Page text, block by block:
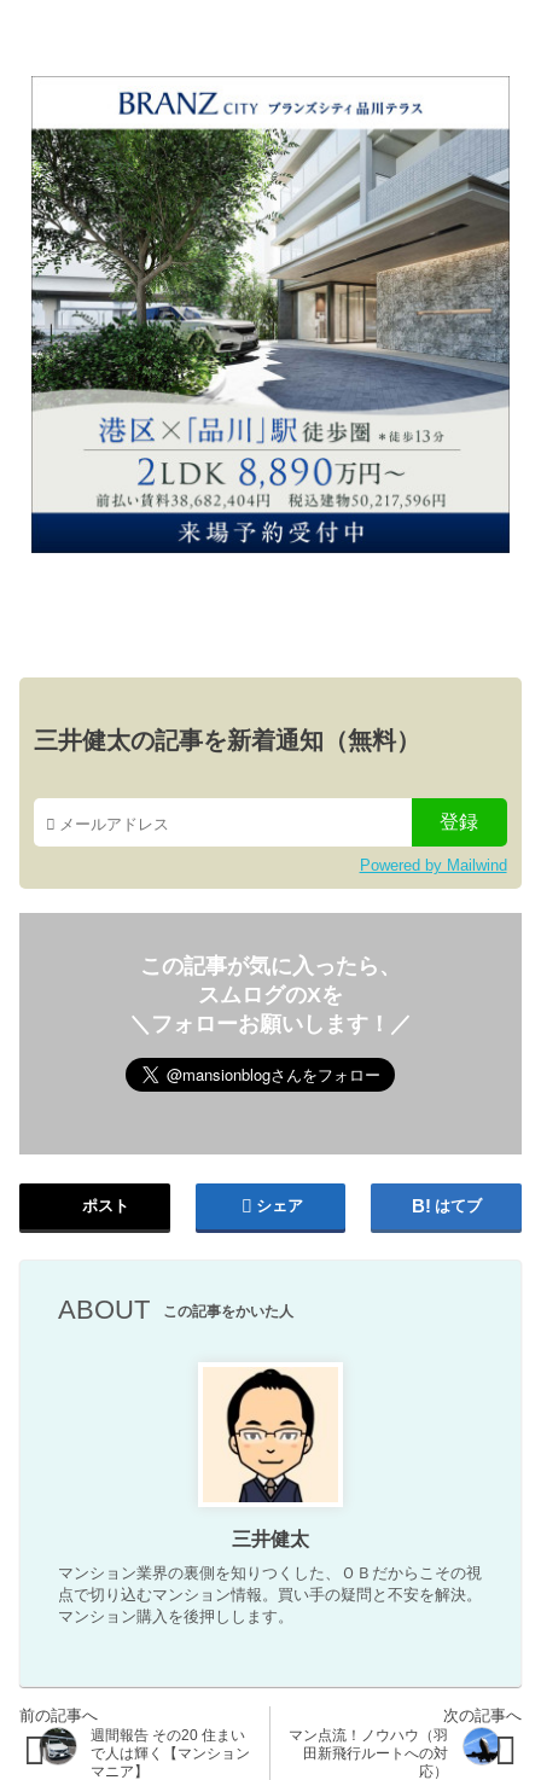
三井健太の記事を新着通知（無料）
Powered by Mailwind
この記事が気に入ったら、
スムログのXを
＼フォローお願いします！／
ポスト シェア はてブ
ABOUT この記事をかいた人
三井健太
マンション業界の裏側を知りつくした、ＯＢだからこその視
点で切り込むマンション情報。買い手の疑問と不安を解決。
マンション購入を後押しします。
週間報告 その20 住まい
で人は輝く【マンション
マニア】
マン点流！ノウハウ（羽
田新飛行ルートへの対
応）